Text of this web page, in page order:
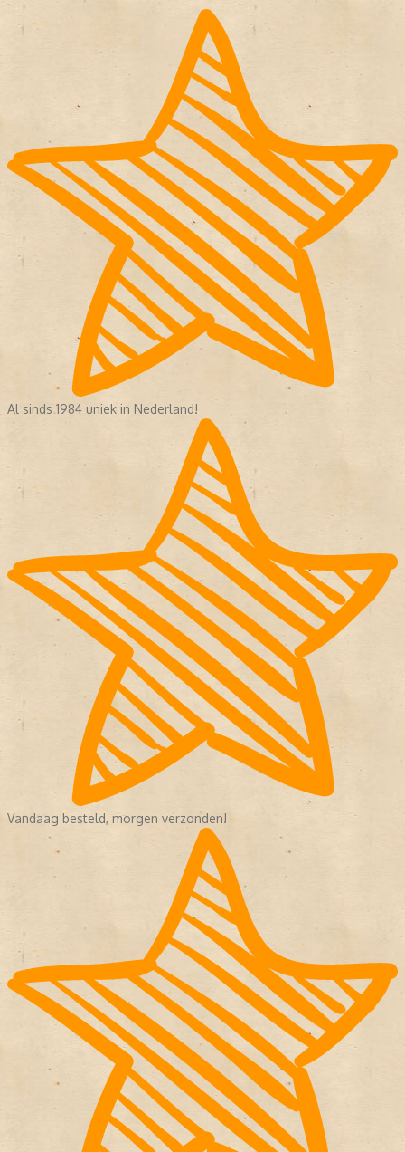
Al sinds 1984 uniek in Nederland!
Vandaag besteld, morgen verzonden!